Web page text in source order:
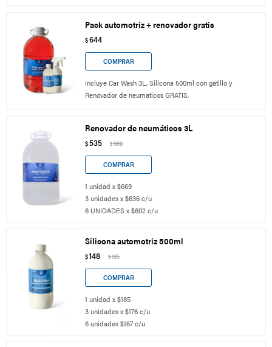
Pack automotriz + renovador gratis
$644
Incluye Car Wash 3L, Silicona 500ml con gatillo y
Renovador de neumaticos GRATIS.
Renovador de neumáticos 3L
$535 $669
1 unidad x $669
3 unidades x $636 c/u
6 UNIDADES x $602 c/u
Silicona automotriz 500ml
$148 $185
1 unidad x $185
3 unidades x $176 c/u
6 unidades $167 c/u